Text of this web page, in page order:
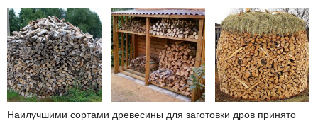
Наилучшими сортами древесины для заготовки дров принято